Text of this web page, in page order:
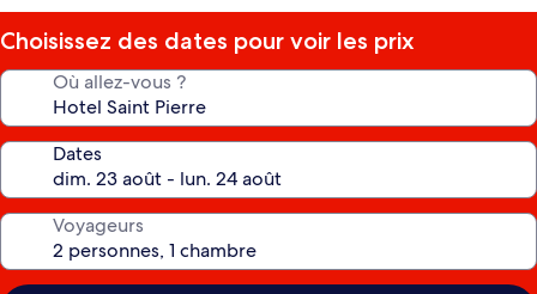
Choisissez des dates pour voir les prix
Où allez-vous ?
Dates
Voyageurs